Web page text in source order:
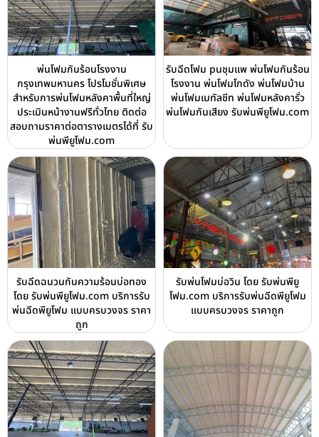
พ่นโฟมกันร้อนโรงงาน
กรุงเทพมหานคร โปรโมชั่นพิเศษ
สำหรับการพ่นโฟมหลังคาพื้นที่ใหญ่
ประเมินหน้างานฟรีทั่วไทย ติดต่อ
สอบถามราคาต่อตารางเมตรได้ที่ รับ
พ่นพียูโฟม.com
รับฉีดโฟม puชุมแพ พ่นโฟมกันร้อน
โรงงาน พ่นโฟมโกดัง พ่นโฟมบ้าน
พ่นโฟมเมทัลชีท พ่นโฟมหลังคารั่ว
พ่นโฟมกันเสียง รับพ่นพียูโฟม.com
รับฉีดฉนวนกันความร้อนบ่อทอง
โดย รับพ่นพียูโฟม.com บริการรับ
พ่นฉีดพียูโฟม แบบครบวงจร ราคา
ถูก
รับพ่นโฟมบ่อวิน โดย รับพ่นพียู
โฟม.com บริการรับพ่นฉีดพียูโฟม
แบบครบวงจร ราคาถูก